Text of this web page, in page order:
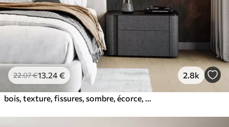
22.07€13 .24€ 2.8k